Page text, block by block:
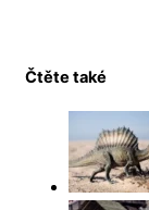
Čtěte také